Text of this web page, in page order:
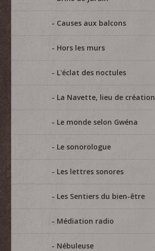
Causes aux balcons
Hors les murs
L'éclat des noctules
La Navette, lieu de création
Le monde selon Gwéna
Le sonorologue
Les lettres sonores
Les Sentiers du bien-être
Médiation radio
Nébuleuse